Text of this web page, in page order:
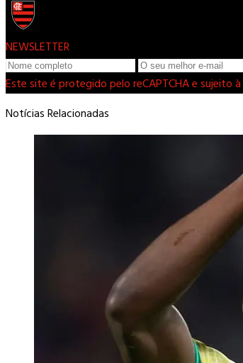
NEWSLETTER
Este site é protegido pelo reCAPTCHA e sujeito à
Notícias Relacionadas